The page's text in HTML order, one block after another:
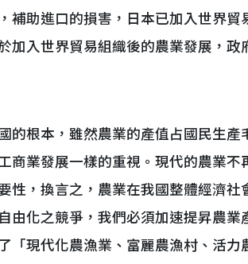
補助進口的損害，日本已加入世界貿
加入世界貿易組織後的農業發展，政
根本，雖然農業的產值占國民生產
商業發展一樣的重視。現代的農業不
性，換言之，農業在我國整體經濟社
由化之競爭，我們必須加速提昇農
「現代化農漁業、富麗農漁村、活力